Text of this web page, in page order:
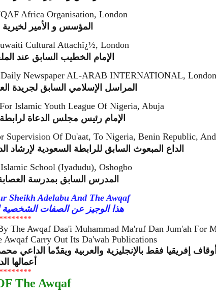
Africa Organisation, London
المؤسس و الأمير
Cultural Attachï¿½, London
الإمام الخطيب السابق عند
Newspaper AL-ARAB INTERNATIONAL, London
المراسل الإسلامي السابق لجريدة
Islamic Youth League Of Nigeria, Abuja
الإمام رئيس مجلس الدعاة
Supervision Of Du'aat, To Nigeria, Benin Republic,
الداع المبعوث السابق للرابطة السعودية لإرشاد
School (Iyadudu), Oshogbo
المدرس السابق بمدرسة
Sheikh Adelabu And The Awqaf
هذا الوجيز عن الصفات الشخصية
Awqaf Daa'i Muhammad Ma'ruf Dan Jum'ah For
Awqaf Carry Out Its Da'wah Publications
إفريقيا فقط بالإنجليزية والعربية ويقدّما الداعي
أعمالها
The Awqaf